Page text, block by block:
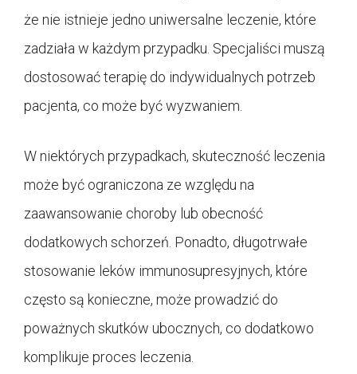
że nie istnieje jedno uniwersalne leczenie, które
zadziała w każdym przypadku. Specjaliści muszą
dostosować terapię do indywidualnych potrzeb
pacjenta, co może być wyzwaniem.
W niektórych przypadkach, skuteczność leczenia
może być ograniczona ze względu na
zaawansowanie choroby lub obecność
dodatkowych schorzeń. Ponadto, długotrwałe
stosowanie leków immunosupresyjnych, które
często są konieczne, może prowadzić do
poważnych skutków ubocznych, co dodatkowo
komplikuje proces leczenia.